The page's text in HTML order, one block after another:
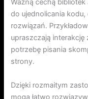
Ważną cechą
do ujednolicania
rozwiązań.
upraszczają interakcję
potrzebę pisania
strony.
Dzięki rozmaitym
mogą łatwo